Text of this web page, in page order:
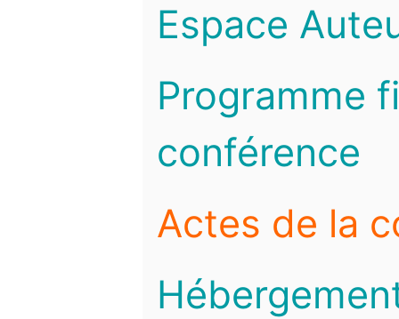
Espace
Programme
conférence
Actes de la